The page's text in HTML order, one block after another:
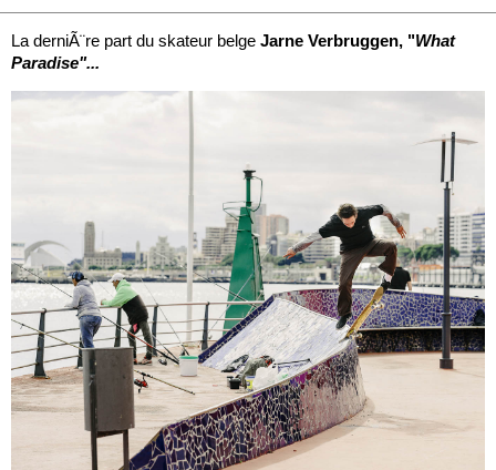
La derniÃ¨re part du skateur belge Jarne Verbruggen, "What
Paradise"...